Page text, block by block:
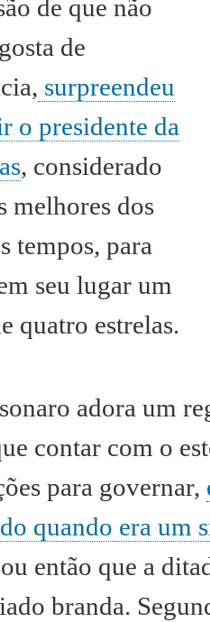
de que não
gosta de
surpreendeu
o presidente da
, considerado
melhores dos
tempos, para
seu lugar um
quatro estrelas.
adora um
contar com o
para governar,
quando era um
então que a
branda.